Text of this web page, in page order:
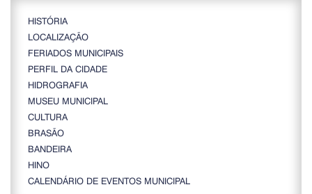
HISTÓRIA
LOCALIZAÇÃO
FERIADOS MUNICIPAIS
PERFIL DA CIDADE
HIDROGRAFIA
MUSEU MUNICIPAL
CULTURA
BRASÃO
BANDEIRA
HINO
CALENDÁRIO DE EVENTOS MUNICIPAL